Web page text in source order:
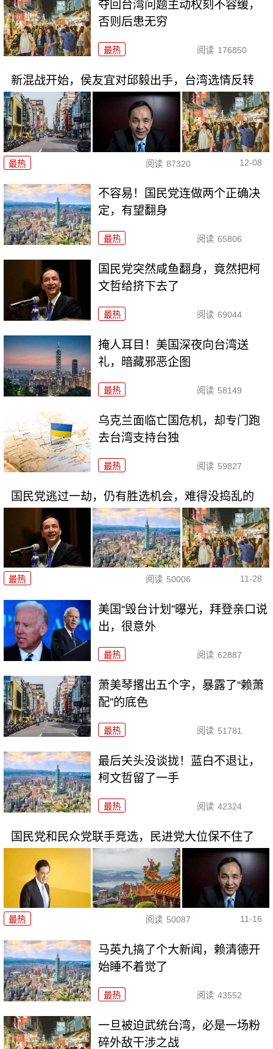
夺回台湾问题主动权刻不容缓，
否则后患无穷
最热 阅读 176850
新混战开始，侯友宜对邱毅出手，台湾选情反转
最热 阅读 87320 12-08
不容易！国民党连做两个正确决
定，有望翻身
最热 阅读 65806
国民党突然咸鱼翻身，竟然把柯
文哲给挤下去了
最热 阅读 69044
掩人耳目！美国深夜向台湾送
礼，暗藏邪恶企图
最热 阅读 58149
乌克兰面临亡国危机，却专门跑
去台湾支持台独
最热 阅读 59827
国民党逃过一劫，仍有胜选机会，难得没捣乱的
最热 阅读 50006 11-28
美国“毁台计划”曝光，拜登亲口说
出，很意外
最热 阅读 62887
萧美琴撂出五个字，暴露了“赖萧
配”的底色
最热 阅读 51781
最后关头没谈拢！蓝白不退让，
柯文哲留了一手
最热 阅读 42324
国民党和民众党联手竞选，民进党大位保不住了
最热 阅读 50087 11-16
马英九搞了个大新闻，赖清德开
始睡不着觉了
最热 阅读 43552
一旦被迫武统台湾，必是一场粉
碎外敌干涉之战